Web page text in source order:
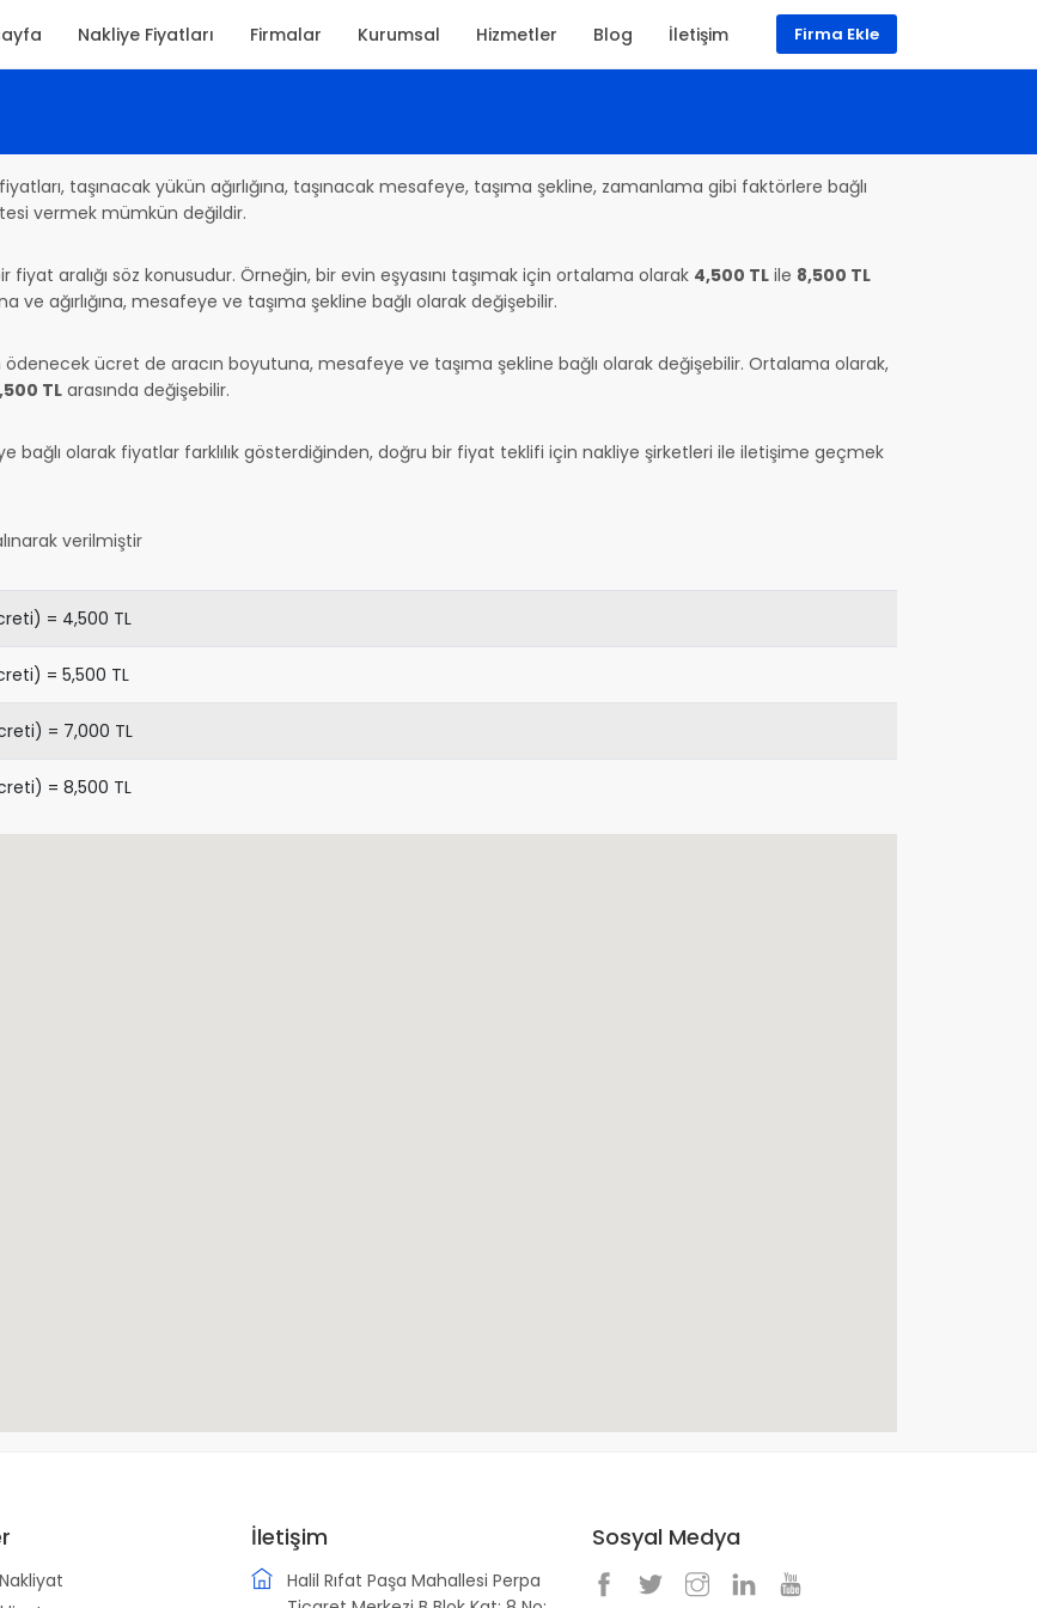
taşınacak yükün ağırlığına, taşınacak mesafeye, taşıma şekline, zamanlama gibi faktörlere bağlı
vermek mümkün değildir.
aralığı söz konusudur. Örneğin, bir evin eşyasını taşımak için ortalama olarak 4,500 TL ile 8,500 TL
ve ağırlığına, mesafeye ve taşıma şekline bağlı olarak değişebilir.
ödenecek ücret de aracın boyutuna, mesafeye ve taşıma şekline bağlı olarak değişebilir. Ortalama olarak,
TL arasında değişebilir.
bağlı olarak fiyatlar farklılık gösterdiğinden, doğru bir fiyat teklifi için nakliye şirketleri ile iletişime geçmek
verilmiştir
= 4,500 TL
= 5,500 TL
= 7,000 TL
= 8,500 TL
İletişim
Halil Rıfat Paşa Mahallesi Perpa
Sosyal Medya
Firma Ekle
Nakliye Fiyatları Firmalar Kurumsal Hizmetler Blog İletişim